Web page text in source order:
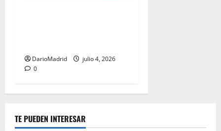
DarioMadrid
julio 4, 2026
0
TE PUEDEN INTERESAR